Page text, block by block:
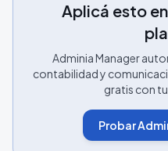
Aplicá esto
Adminia Manager
contabilidad y
gratis con
Probar